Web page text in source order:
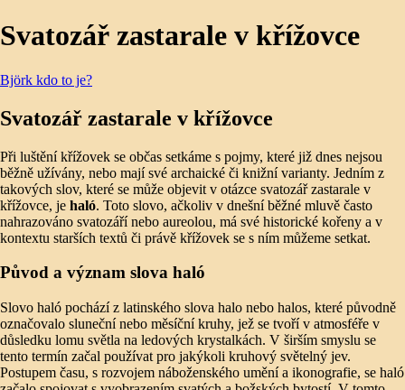
Svatozář zastarale v křížovce
Björk kdo to je?
Svatozář zastarale v křížovce
Při luštění křížovek se občas setkáme s pojmy, které již dnes nejsou
běžně užívány, nebo mají své archaické či knižní varianty. Jedním z
takových slov, které se může objevit v otázce svatozář zastarale v
křížovce, je haló. Toto slovo, ačkoliv v dnešní běžné mluvě často
nahrazováno svatozáří nebo aureolou, má své historické kořeny a v
kontextu starších textů či právě křížovek se s ním můžeme setkat.
Původ a význam slova haló
Slovo haló pochází z latinského slova halo nebo halos, které původně
označovalo sluneční nebo měsíční kruhy, jež se tvoří v atmosféře v
důsledku lomu světla na ledových krystalkách. V širším smyslu se
tento termín začal používat pro jakýkoli kruhový světelný jev.
Postupem času, s rozvojem náboženského umění a ikonografie, se haló